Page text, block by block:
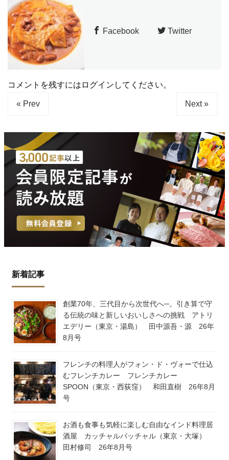
Facebook Twitter
コメントを残すにはログインしてください。
« Prev Next »
新着記事
創業70年、三代目から次世代へ─。引き算で守
る伝統の味と新しいおいしさへの挑戦 アトリ
エデリー（東京・湯島） 田中源吾・源 26年
8月号
フレンチの料理人がフォン・ド・ヴォーで仕込
むフレンチカレー フレンチカレー
SPOON（東京・西荻窪） 和田直樹 26年8月
号
お酒も食事も気軽に楽しむ自由なインド料理居
酒屋 カッチャルバッチャル（東京・大塚）
田村修司 26年8月号